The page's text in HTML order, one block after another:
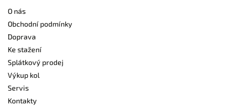
O nás
Obchodní podmínky
Doprava
Ke stažení
Splátkový prodej
Výkup kol
Servis
Kontakty